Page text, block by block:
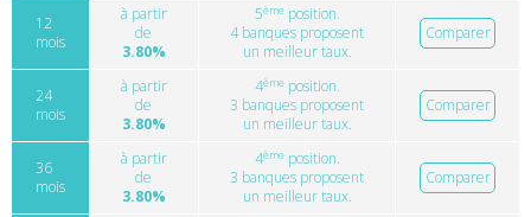
12
mois
à partir
de
3.80%
5èmeposition.
4 banques proposent
un meilleur taux.
Comparer
24
mois
à partir
de
3.80%
4èmeposition.
3 banques proposent
un meilleur taux.
Comparer
36
mois
à partir
de
3.80%
4èmeposition.
3 banques proposent
un meilleur taux.
Comparer